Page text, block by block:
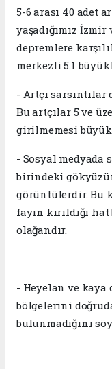
5-6 arası 40 adet
yaşadığımız
depremlere
merkezli 5.1
- Artçı sarsıntılar
Bu artçılar 5 ve
girilmemesi büyük
- Sosyal medyada
birindeki
görüntülerdir. Bu
fayın kırıldığı
olağandır.
- Heyelan ve kaya
bölgelerini
bulunmadığını